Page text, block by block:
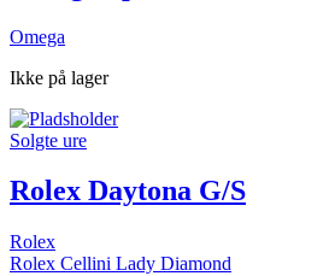
Omega
Ikke på lager
Solgte ure
Rolex Daytona G/S
Rolex
Rolex Cellini Lady Diamond